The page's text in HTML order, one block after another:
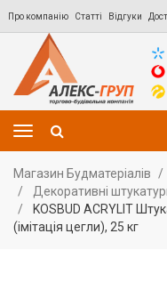
Про компанію Статті Відгуки
Магазин Будматеріалів
Декоративні
KOSBUD ACRYLIT
(імітація цегли), 25 кг